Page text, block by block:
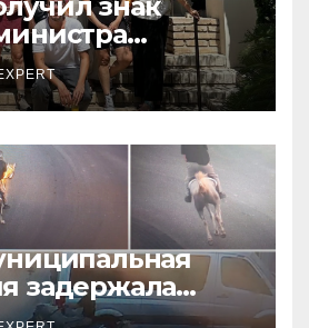
поддержку
задержала
устроившего